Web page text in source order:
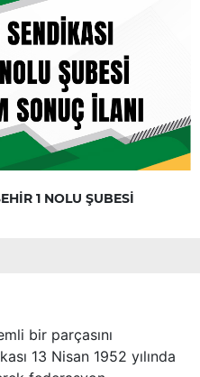
1 NOLU ŞUBESİ
bir parçasını
13 Nisan 1952 yılında